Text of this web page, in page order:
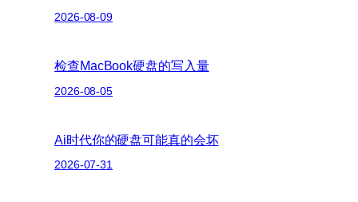
2026-08-09
检查MacBook硬盘的写入量
2026-08-05
Ai时代你的硬盘可能真的会坏
2026-07-31